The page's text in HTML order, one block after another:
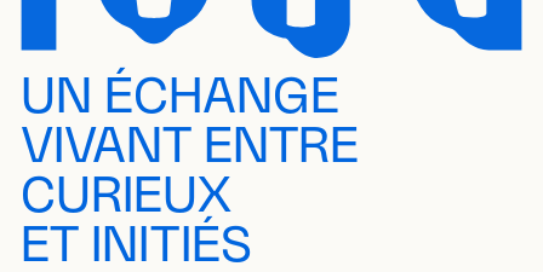
UN ÉCHANGE
VIVANT ENTRE
CURIEUX
ET INITIÉS